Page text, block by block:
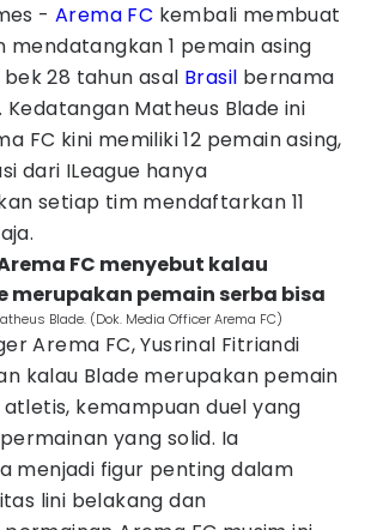
- Arema FC kembali membuat
mendatangkan 1 pemain asing
28 tahun asal Brasil bernama
Kedatangan Matheus Blade ini
FC kini memiliki 12 pemain asing,
dari ILeague hanya
setiap tim mendaftarkan 11
FC menyebut kalau
merupakan pemain serba bisa
Blade. (Dok. Media Officer Arema FC)
Arema FC, Yusrinal Fitriandi
kalau Blade merupakan pemain
kemampuan duel yang
yang solid. Ia
menjadi figur penting dalam
lini belakang dan